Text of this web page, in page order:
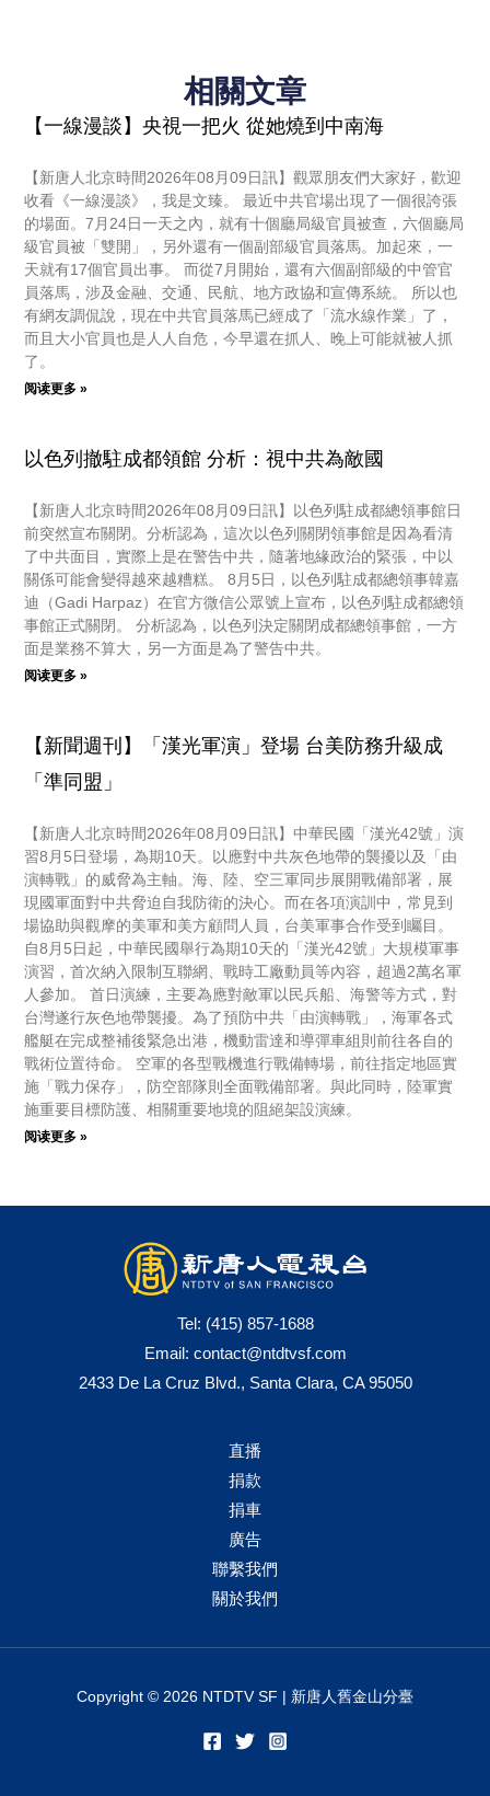
相關文章
【一線漫談】央視一把火 從她燒到中南海
【新唐人北京時間2026年08月09日訊】觀眾朋友們大家好，歡迎
收看《一線漫談》，我是文臻。 最近中共官場出現了一個很誇張
的場面。7月24日一天之內，就有十個廳局級官員被查，六個廳局
級官員被「雙開」，另外還有一個副部級官員落馬。加起來，一
天就有17個官員出事。 而從7月開始，還有六個副部級的中管官
員落馬，涉及金融、交通、民航、地方政協和宣傳系統。 所以也
有網友調侃說，現在中共官員落馬已經成了「流水線作業」了，
而且大小官員也是人人自危，今早還在抓人、晚上可能就被人抓
了。
阅读更多 »
以色列撤駐成都領館 分析：視中共為敵國
【新唐人北京時間2026年08月09日訊】以色列駐成都總領事館日
前突然宣布關閉。分析認為，這次以色列關閉領事館是因為看清
了中共面目，實際上是在警告中共，隨著地緣政治的緊張，中以
關係可能會變得越來越糟糕。 8月5日，以色列駐成都總領事韓嘉
迪（Gadi Harpaz）在官方微信公眾號上宣布，以色列駐成都總領
事館正式關閉。 分析認為，以色列決定關閉成都總領事館，一方
面是業務不算大，另一方面是為了警告中共。
阅读更多 »
【新聞週刊】「漢光軍演」登場 台美防務升級成
「準同盟」
【新唐人北京時間2026年08月09日訊】中華民國「漢光42號」演
習8月5日登場，為期10天。以應對中共灰色地帶的襲擾以及「由
演轉戰」的威脅為主軸。海、陸、空三軍同步展開戰備部署，展
現國軍面對中共脅迫自我防衛的決心。而在各項演訓中，常見到
場協助與觀摩的美軍和美方顧問人員，台美軍事合作受到矚目。
自8月5日起，中華民國舉行為期10天的「漢光42號」大規模軍事
演習，首次納入限制互聯網、戰時工廠動員等內容，超過2萬名軍
人參加。 首日演練，主要為應對敵軍以民兵船、海警等方式，對
台灣遂行灰色地帶襲擾。為了預防中共「由演轉戰」，海軍各式
艦艇在完成整補後緊急出港，機動雷達和導彈車組則前往各自的
戰術位置待命。 空軍的各型戰機進行戰備轉場，前往指定地區實
施「戰力保存」，防空部隊則全面戰備部署。與此同時，陸軍實
施重要目標防護、相關重要地境的阻絕架設演練。
阅读更多 »
Tel: (415) 857-1688
Email: contact@ntdtvsf.com
2433 De La Cruz Blvd., Santa Clara, CA 95050
直播
捐款
捐車
廣告
聯繫我們
關於我們
Copyright © 2026 NTDTV SF | 新唐人舊金山分臺